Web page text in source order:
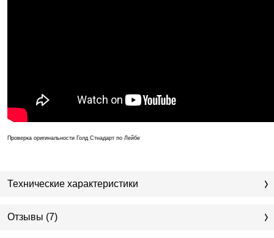
Проверка оригинальности Голд Стнадарт по Лейбе
Технические характеристики
Отзывы (7)